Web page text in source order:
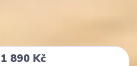
1 890 Kč